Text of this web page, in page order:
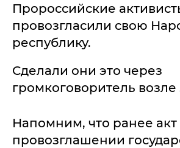
Пророссийские
провозгласили свою
республику.
Сделали они это через
громкоговоритель
Напомним, что ранее акт
провозглашении